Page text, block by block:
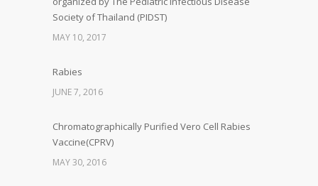
Society of Thailand (PIDST)
MAY 10, 2017
Rabies
JUNE 7, 2016
Chromatographically Purified Vero Cell Rabies
Vaccine(CPRV)
MAY 30, 2016